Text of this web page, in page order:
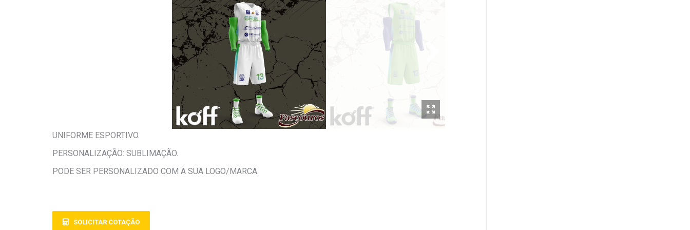
UNIFORME ESPORTIVO.
PERSONALIZAÇÃO: SUBLIMAÇÃO.
PODE SER PERSONALIZADO COM A SUA LOGO/MARCA.
SOLICITAR COTAÇÃO